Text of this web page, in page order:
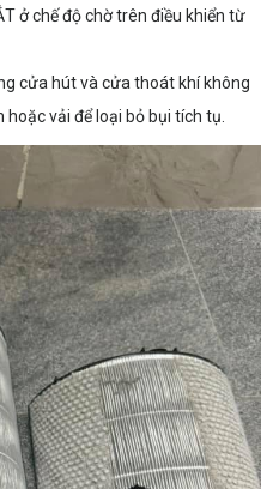
ở chế độ chờ trên điều khiển từ
cửa hút và cửa thoát khí không
vải để loại bỏ bụi tích tụ.